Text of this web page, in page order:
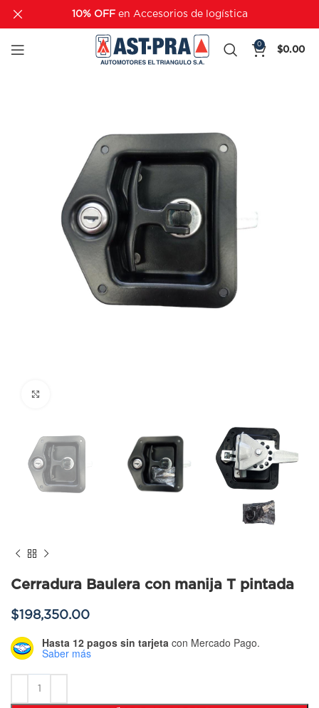
0
$0.00
Cerradura Baulera con manija T pintada
$198,350.00
Hasta 12 pagos sin tarjeta con Mercado Pago.
Saber más
10% OFFen Accesorios de logística